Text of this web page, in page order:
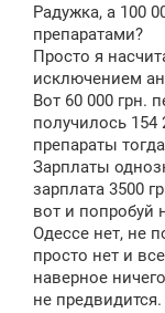
Радужка, а 100
препаратами?
Просто я
исключением
Вот 60 000 грн.
получилось 154
препараты
Зарплаты
зарплата 3500
вот и попробуй
Одессе нет, не
просто нет и
наверное
не